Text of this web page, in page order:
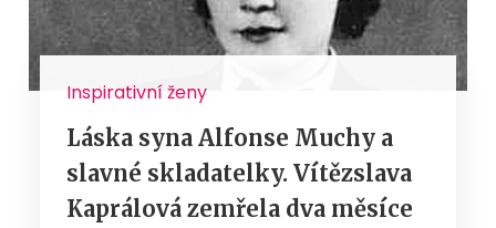
Inspirativní ženy
Láska syna Alfonse Muchy a
slavné skladatelky. Vítězslava
Kaprálová zemřela dva měsíce